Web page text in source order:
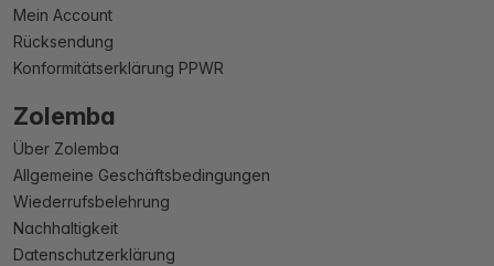
Mein Account
Rücksendung
Konformitätserklärung PPWR
Zolemba
Über Zolemba
Allgemeine Geschäftsbedingungen
Wiederrufsbelehrung
Nachhaltigkeit
Datenschutzerklärung